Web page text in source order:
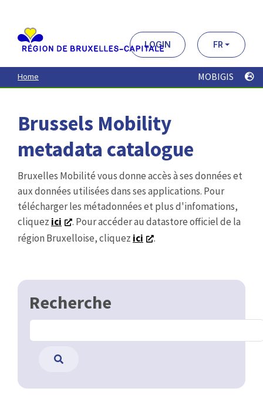
contenu
principal
LOGIN FR
Home MOBIGIS
Brussels Mobility
metadata catalogue
Bruxelles Mobilité vous donne accès à ses données et
aux données utilisées dans ses applications. Pour
télécharger les métadonnées et plus d'infomations,
cliquez ici
. Pour accéder au datastore officiel de la
région Bruxelloise, cliquez ici .
Recherche